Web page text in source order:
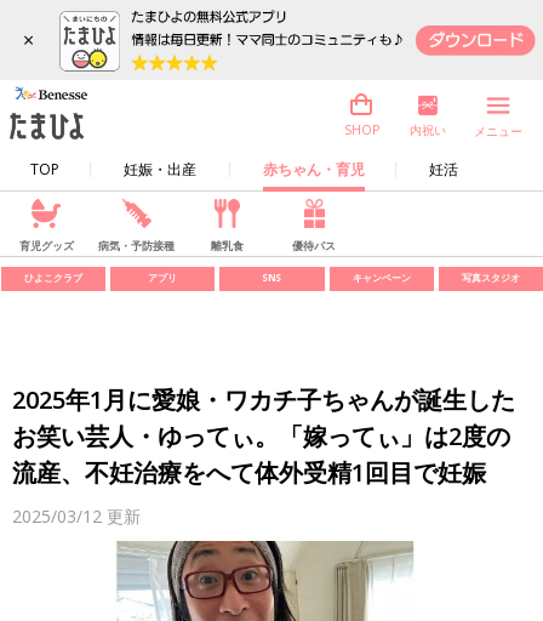
×
TOP 妊娠・出産 赤ちゃん・育児 妊活
SHOP 内祝い メニュー
育児グッズ 病気・予防接種 離乳食 優待パス
ひよこクラブ アプリ SNS キャンペーン 写真スタジオ
2025年1月に愛娘・ワカチ子ちゃんが誕生した
お笑い芸人・ゆってぃ。「嫁ってぃ」は2度の
流産、不妊治療をへて体外受精1回目で妊娠
2025/03/12 更新